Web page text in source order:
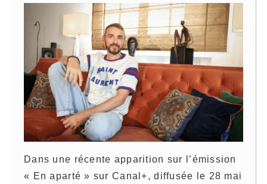
Dans une récente apparition sur l’émission
« En aparté » sur Canal+, diffusée le 28 mai